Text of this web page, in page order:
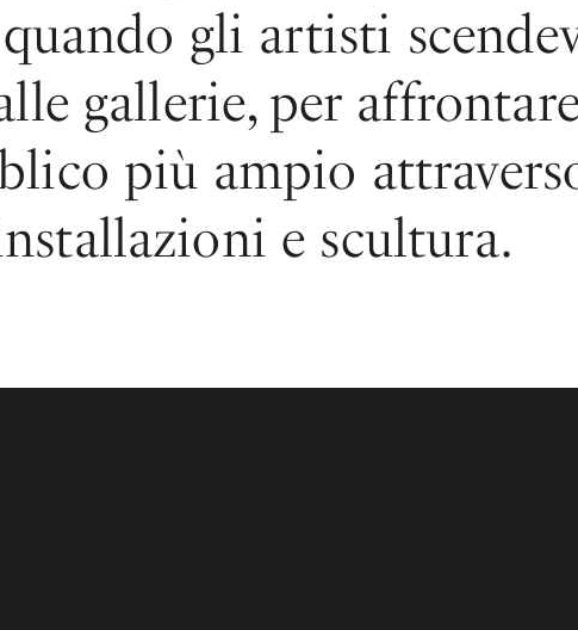
gli artisti
gallerie, per
più ampio
e scultura.